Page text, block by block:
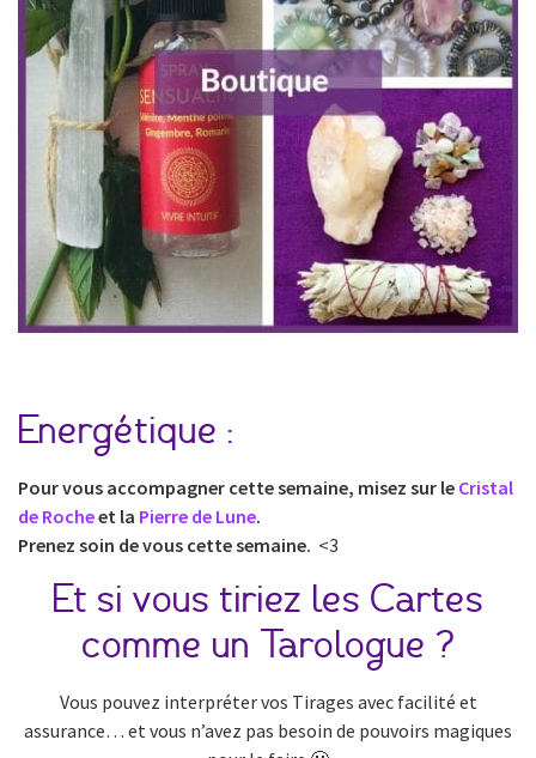
Energétique :
Pour vous accompagner cette semaine, misez sur le Cristal
de Rocheet la Pierre de Lune.
Prenez soin de vous cette semaine. <3
Et si vous tiriez les Cartes
comme un Tarologue ?
Vous pouvez interpréter vos Tirages avec facilité et
assurance… et vous n’avez pas besoin de pouvoirs magiques